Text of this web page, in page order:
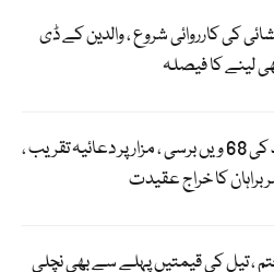
کی کارروائی شروع ، والدین کے ڈی
لینے کا فیصلہ
میجر طفیل شہید کی 68 ویں برسی ، مزار پر دعائیہ تقریب ،
کا خراج عقیدت
، تیل کی قیمتیں پہلے سے بھی نچلی